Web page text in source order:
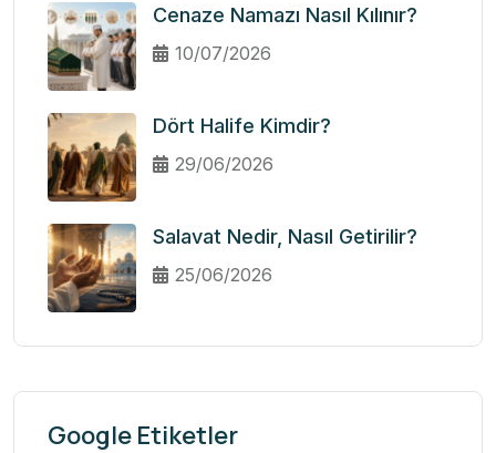
Cenaze Namazı Nasıl Kılınır?
10/07/2026
Dört Halife Kimdir?
29/06/2026
Salavat Nedir, Nasıl Getirilir?
25/06/2026
Google Etiketler